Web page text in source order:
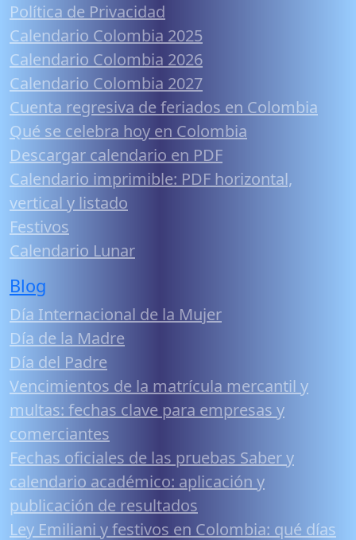
Política de Privacidad
Calendario Colombia 2025
Calendario Colombia 2026
Calendario Colombia 2027
Cuenta regresiva de feriados en Colombia
Qué se celebra hoy en Colombia
Descargar calendario en PDF
Calendario imprimible: PDF horizontal,
vertical y listado
Festivos
Calendario Lunar
Blog
Día Internacional de la Mujer
Día de la Madre
Día del Padre
Vencimientos de la matrícula mercantil y
multas: fechas clave para empresas y
comerciantes
Fechas oficiales de las pruebas Saber y
calendario académico: aplicación y
publicación de resultados
Ley Emiliani y festivos en Colombia: qué días